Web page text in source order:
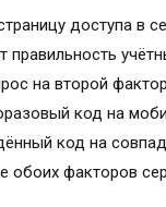
доступа в
правильность
на второй
код на
код на
обоих факторов